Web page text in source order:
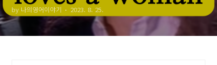
by 나의영어이야기 2023. 8. 25.